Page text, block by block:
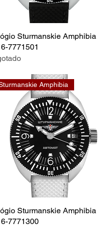
Sturmanskie Amphibia
7771501
Amphibia
Sturmanskie Amphibia
7771300